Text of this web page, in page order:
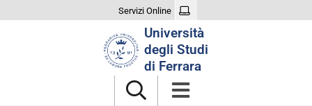
Servizi Online
Università
degli Studi
di Ferrara